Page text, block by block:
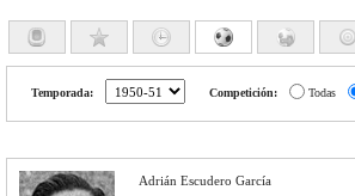
Temporada: Competición: Todas
Adrián Escudero García